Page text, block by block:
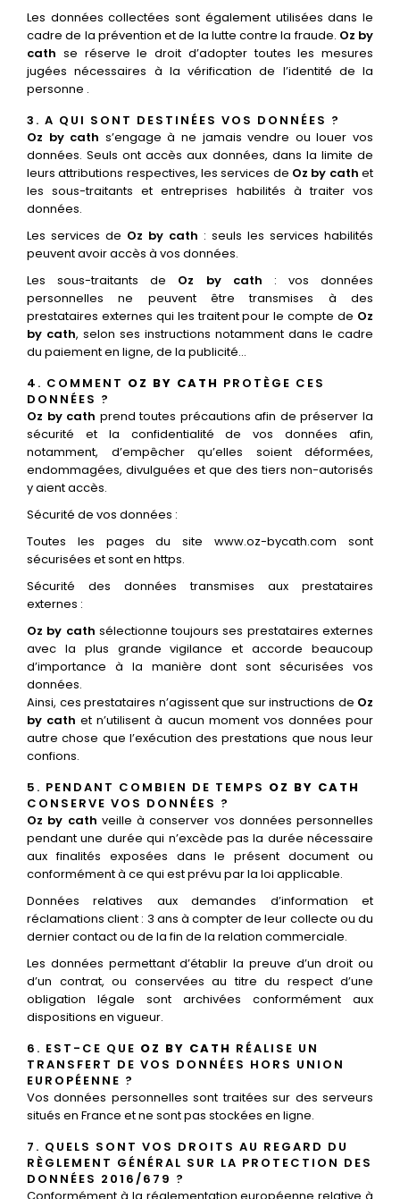
Les données collectées sont également utilisées dans le
cadre de la prévention et de la lutte contre la fraude. Oz by
cath se réserve le droit d’adopter toutes les mesures
jugées nécessaires à la vérification de l’identité de la
personne .
3. A QUI SONT DESTINÉES VOS DONNÉES ?
Oz by cath s’engage à ne jamais vendre ou louer vos
données. Seuls ont accès aux données, dans la limite de
leurs attributions respectives, les services de Oz by cath et
les sous-traitants et entreprises habilités à traiter vos
données.
Les services de Oz by cath : seuls les services habilités
peuvent avoir accès à vos données.
Les sous-traitants de Oz by cath : vos données
personnelles ne peuvent être transmises à des
prestataires externes qui les traitent pour le compte de Oz
by cath, selon ses instructions notamment dans le cadre
du paiement en ligne, de la publicité…
4. COMMENT OZ BY CATH PROTÈGE CES
DONNÉES ?
Oz by cath prend toutes précautions afin de préserver la
sécurité et la confidentialité de vos données afin,
notamment, d’empêcher qu’elles soient déformées,
endommagées, divulguées et que des tiers non-autorisés
y aient accès.
Sécurité de vos données :
Toutes les pages du site www.oz-bycath.com sont
sécurisées et sont en https.
Sécurité des données transmises aux prestataires
externes :
Oz by cath sélectionne toujours ses prestataires externes
avec la plus grande vigilance et accorde beaucoup
d’importance à la manière dont sont sécurisées vos
données.
Ainsi, ces prestataires n’agissent que sur instructions de Oz
by cath et n’utilisent à aucun moment vos données pour
autre chose que l’exécution des prestations que nous leur
confions.
5. PENDANT COMBIEN DE TEMPS OZ BY CATH
CONSERVE VOS DONNÉES ?
Oz by cath veille à conserver vos données personnelles
pendant une durée qui n’excède pas la durée nécessaire
aux finalités exposées dans le présent document ou
conformément à ce qui est prévu par la loi applicable.
Données relatives aux demandes d’information et
réclamations client : 3 ans à compter de leur collecte ou du
dernier contact ou de la fin de la relation commerciale.
Les données permettant d’établir la preuve d’un droit ou
d’un contrat, ou conservées au titre du respect d’une
obligation légale sont archivées conformément aux
dispositions en vigueur.
6. EST-CE QUE OZ BY CATH RÉALISE UN
TRANSFERT DE VOS DONNÉES HORS UNION
EUROPÉENNE ?
Vos données personnelles sont traitées sur des serveurs
situés en France et ne sont pas stockées en ligne.
7. QUELS SONT VOS DROITS AU REGARD DU
RÈGLEMENT GÉNÉRAL SUR LA PROTECTION DES
DONNÉES 2016/679 ?